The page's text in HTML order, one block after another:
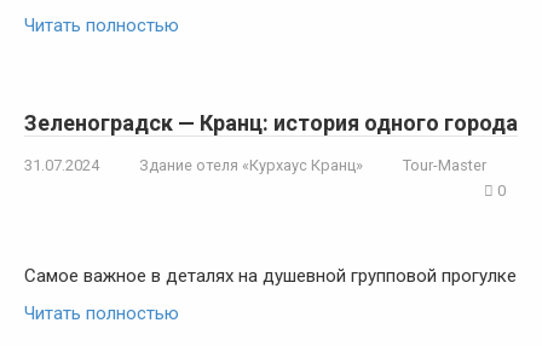
Читать полностью
Зеленоградск — Кранц: история одного города
31.07.2024 Здание отеля «Курхаус Кранц»
Tour-Master
0
Самое важное в деталях на душевной групповой прогулке
Читать полностью